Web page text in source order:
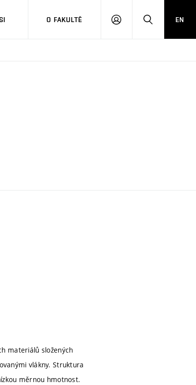
O FAKULTĚ
PŘIHLÁŠENÍHLEDAT
EN
materiálů složených
vlákny. Struktura
měrnou hmotnost.